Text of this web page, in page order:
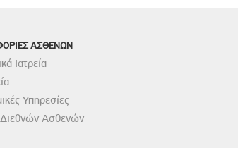
ΑΣΘΕΝΩΝ
Ιατρεία
Υπηρεσίες
Ασθενών